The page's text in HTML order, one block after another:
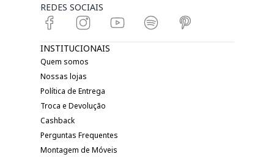
REDES SOCIAIS
INSTITUCIONAIS
Quem somos
Nossas lojas
Política de Entrega
Troca e Devolução
Cashback
Perguntas Frequentes
Montagem de Móveis